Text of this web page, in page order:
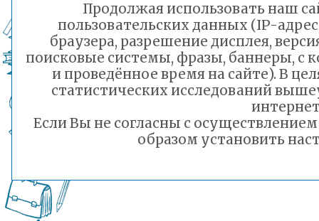
Продолжая использовать наш
пользовательских данных (IP-
браузера, разрешение дисплея,
поисковые системы, фразы, баннеры, с
и проведённое время на сайте). В
статистических исследований
Если Вы не согласны с
образом установить